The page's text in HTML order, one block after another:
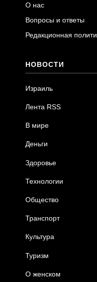
О нас
Вопросы и ответы
Редакционная
НОВОСТИ
Израиль
Лента RSS
В мире
Деньги
Здоровье
Технологии
Общество
Транспорт
Культура
Туризм
О женском